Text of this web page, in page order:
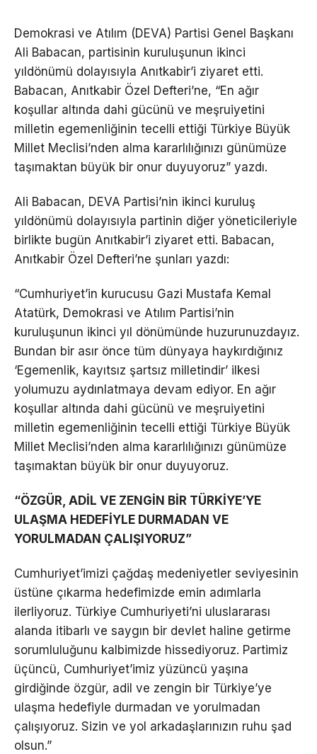
Demokrasi ve Atılım (DEVA) Partisi Genel Başkanı
Ali Babacan, partisinin kuruluşunun ikinci
yıldönümü dolayısıyla Anıtkabir’i ziyaret etti.
Babacan, Anıtkabir Özel Defteri’ne, “En ağır
koşullar altında dahi gücünü ve meşruiyetini
milletin egemenliğinin tecelli ettiği Türkiye Büyük
Millet Meclisi’nden alma kararlılığınızı günümüze
taşımaktan büyük bir onur duyuyoruz” yazdı.
Ali Babacan, DEVA Partisi’nin ikinci kuruluş
yıldönümü dolayısıyla partinin diğer yöneticileriyle
birlikte bugün Anıtkabir’i ziyaret etti. Babacan,
Anıtkabir Özel Defteri’ne şunları yazdı:
“Cumhuriyet’in kurucusu Gazi Mustafa Kemal
Atatürk, Demokrasi ve Atılım Partisi’nin
kuruluşunun ikinci yıl dönümünde huzurunuzdayız.
Bundan bir asır önce tüm dünyaya haykırdığınız
‘Egemenlik, kayıtsız şartsız milletindir’ ilkesi
yolumuzu aydınlatmaya devam ediyor. En ağır
koşullar altında dahi gücünü ve meşruiyetini
milletin egemenliğinin tecelli ettiği Türkiye Büyük
Millet Meclisi’nden alma kararlılığınızı günümüze
taşımaktan büyük bir onur duyuyoruz.
“ÖZGÜR, ADİL VE ZENGİN BİR TÜRKİYE’YE
ULAŞMA HEDEFİYLE DURMADAN VE
YORULMADAN ÇALIŞIYORUZ”
Cumhuriyet’imizi çağdaş medeniyetler seviyesinin
üstüne çıkarma hedefimizde emin adımlarla
ilerliyoruz. Türkiye Cumhuriyeti’ni uluslararası
alanda itibarlı ve saygın bir devlet haline getirme
sorumluluğunu kalbimizde hissediyoruz. Partimiz
üçüncü, Cumhuriyet’imiz yüzüncü yaşına
girdiğinde özgür, adil ve zengin bir Türkiye’ye
ulaşma hedefiyle durmadan ve yorulmadan
çalışıyoruz. Sizin ve yol arkadaşlarınızın ruhu şad
olsun.”